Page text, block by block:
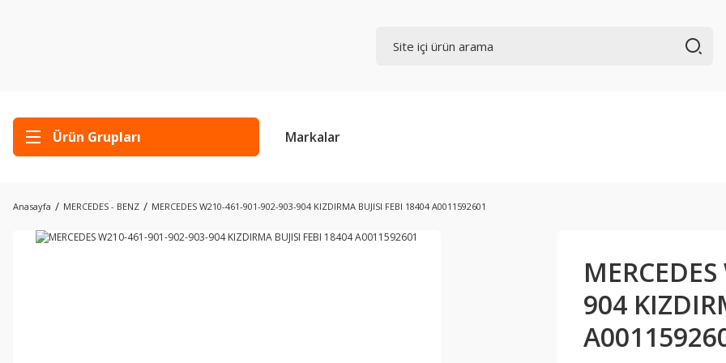
Ürün Grupları Markalar
Anasayfa MERCEDES - BENZ MERCEDES W210-461-901-902-903-904 KIZDIRMA BUJISI FEBI 18404 A0011592601
904